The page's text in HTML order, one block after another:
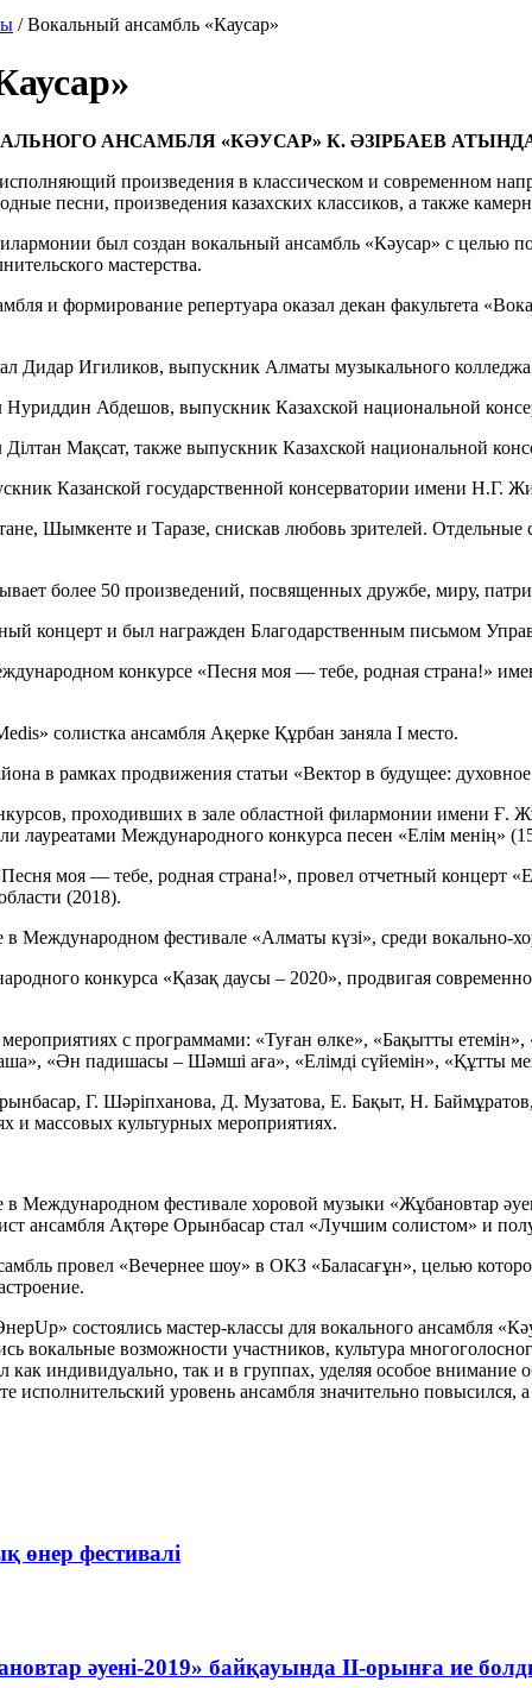
/Вокальный ансамбль «Каусар»
АНСАМБЛЯ «КӘУСАР» К. ӘЗІРБАЕВ
произведения в классическом и современном
песни, произведения казахских классиков, а также
был создан вокальный ансамбль «Кәусар» с целью
мастерства.
и формирование репертуара оказал декан факультета
Дидар Игиликов, выпускник Алматы музыкального
Нуриддин Абдешов, выпускник Казахской национальной
Ділтан Мақсат, также выпускник Казахской национальной
Казанской государственной консерватории имени Н.Г.
Шымкенте и Таразе, снискав любовь зрителей.
более 50 произведений, посвященных дружбе, миру,
концерт и был награжден Благодарственным письмом
конкурсе «Песня моя — тебе, родная страна!»
солистка ансамбля Ақерке Құрбан заняла I место.
в рамках продвижения статьи «Вектор в будущее:
проходивших в зале областной филармонии имени
лауреатами Международного конкурса песен «Елім менің»
моя — тебе, родная страна!», провел отчетный концерт
(2018).
в Международном фестивале «Алматы күзi», среди вокально-
конкурса «Қазақ даусы – 2020», продвигая
с программами: «Туған өлке», «Бақытты
«Ән падишасы – Шәмші аға», «Елімді сүйемін», «Құтты
Г. Шәріпханова, Д. Музатова, Е. Бақыт, Н.
и массовых культурных мероприятиях.
в Международном фестивале хоровой музыки «Жұбановтар
ансамбля Ақтөре Орынбасар стал «Лучшим солистом» и
провел «Вечернее шоу» в ОКЗ «Баласағұн», целью
состоялись мастер-классы для вокального ансамбля
вокальные возможности участников, культура
как индивидуально, так и в группах, уделяя особое
исполнительский уровень ансамбля значительно повысился,
өнер фестивалі
әуені-2019» байқауында ІІ-орынға ие